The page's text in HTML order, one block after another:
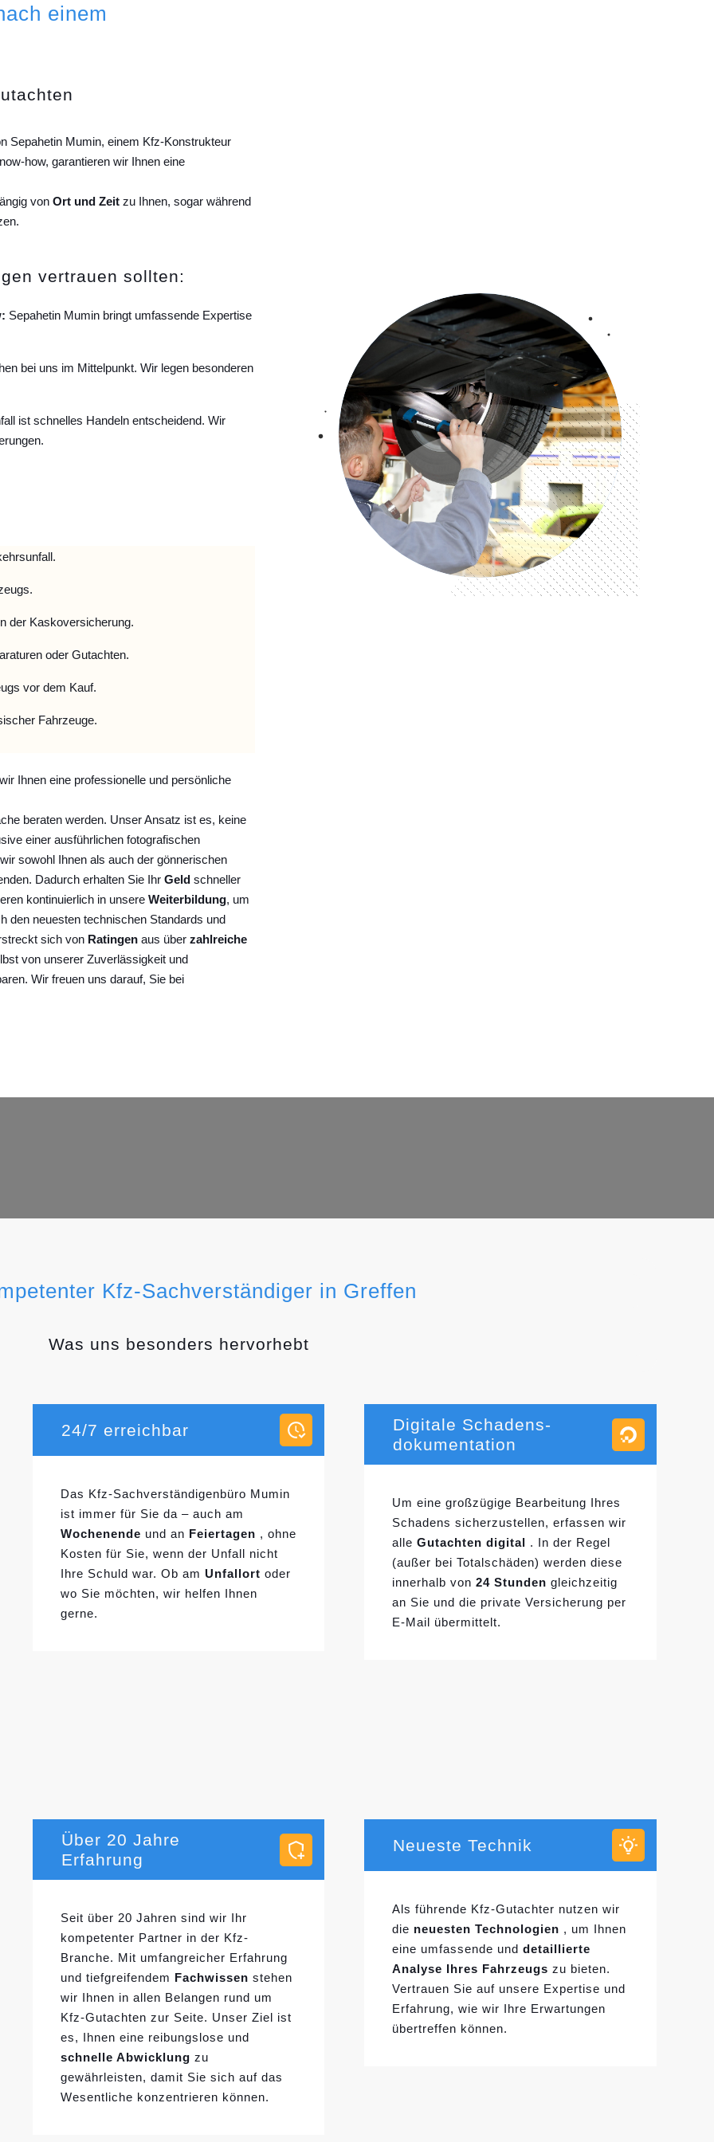
einem
Sepahetin Mumin, einem Kfz-Konstrukteur
how, garantieren wir Ihnen eine
von Ort und Zeit zu Ihnen, sogar während
vertrauen sollten:
Sepahetin Mumin bringt umfassende Expertise
bei uns im Mittelpunkt. Wir legen besonderen
ist schnelles Handeln entscheidend. Wir
der Kaskoversicherung.
oder Gutachten.
vor dem Kauf.
Fahrzeuge.
Ihnen eine professionelle und persönliche
beraten werden. Unser Ansatz ist es, keine
einer ausführlichen fotografischen
sowohl Ihnen als auch der gönnerischen
Dadurch erhalten Sie Ihr Geld schneller
kontinuierlich in unsere Weiterbildung, um
den neuesten technischen Standards und
sich von Ratingen aus über zahlreiche
von unserer Zuverlässigkeit und
Wir freuen uns darauf, Sie bei
Kfz-Sachverständiger in Greffen
Was uns besonders hervorhebt
24/7 erreichbar
Das Kfz-Sachverständigenbüro Mumin
ist immer für Sie da – auch am
Wochenende und an Feiertagen , ohne
Kosten für Sie, wenn der Unfall nicht
Ihre Schuld war. Ob am Unfallort oder
wo Sie möchten, wir helfen Ihnen
gerne.
Digitale Schadens-
dokumentation
Um eine großzügige Bearbeitung Ihres
Schadens sicherzustellen, erfassen wir
alleGutachten digital
. In der Regel
(außer bei Totalschäden) werden diese
innerhalb von24 Stunden gleichzeitig
an Sie und die private Versicherung per
E-Mail übermittelt.
Über 20 Jahre
Erfahrung
Seit über 20 Jahren sind wir Ihr
kompetenter Partner in der Kfz-
Branche. Mit umfangreicher Erfahrung
und tiefgreifendem Fachwissen stehen
wir Ihnen in allen Belangen rund um
Kfz-Gutachten zur Seite. Unser Ziel ist
es, Ihnen eine reibungslose und
schnelle Abwicklung zu
gewährleisten, damit Sie sich auf das
Wesentliche konzentrieren können.
Neueste Technik
Als führende Kfz-Gutachter nutzen wir
die neuesten Technologien , um Ihnen
eine umfassende unddetaillierte
Analyse Ihres Fahrzeugs zu bieten.
Vertrauen Sie auf unsere Expertise und
Erfahrung, wie wir Ihre Erwartungen
übertreffen können.